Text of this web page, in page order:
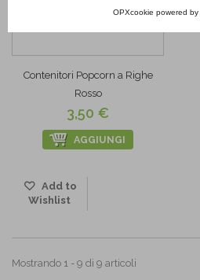
OPXcookie powered by
Contenitori Popcorn a Righe
Rosso
3,50 €
AGGIUNGI
Add to
Wishlist
Mostrando 1 - 9 di 9 articoli